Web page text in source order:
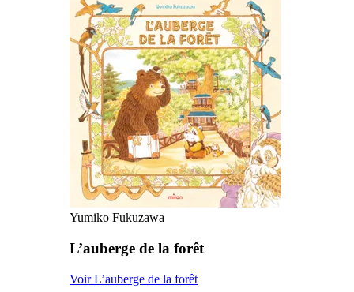
Yumiko Fukuzawa
L’auberge de la forêt
Voir L’auberge de la forêt